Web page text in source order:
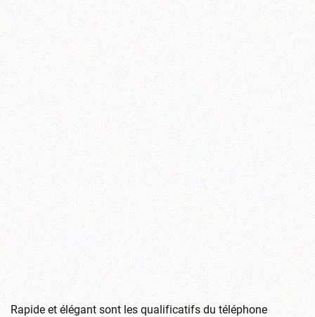
Rapide et élégant sont les qualificatifs du téléphone